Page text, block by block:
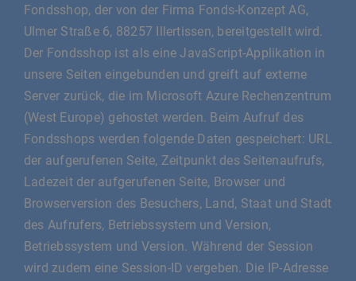
Fondsshop, der von der Firma Fonds-Konzept AG,
Ulmer Straße 6, 88257 Illertissen, bereitgestellt wird.
Der Fondsshop ist als eine JavaScript-Applikation in
unsere Seiten eingebunden und greift auf externe
Server zurück, die im Microsoft Azure Rechenzentrum
(West Europe) gehostet werden. Beim Aufruf des
Fondsshops werden folgende Daten gespeichert: URL
der aufgerufenen Seite, Zeitpunkt des Seitenaufrufs,
Ladezeit der aufgerufenen Seite, Browser und
Browserversion des Besuchers, Land, Staat und Stadt
des Aufrufers, Betriebssystem und Version,
Betriebssystem und Version. Während der Session
wird zudem eine Session-ID vergeben. Die IP-Adresse